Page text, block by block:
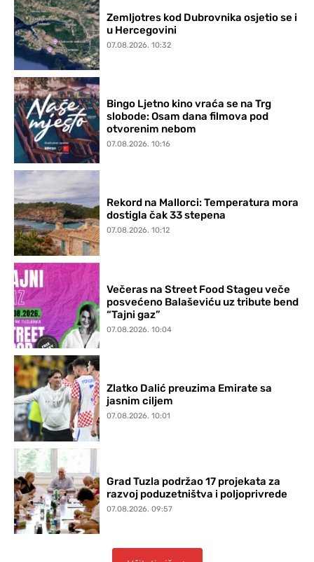
Zemljotres kod Dubrovnika osjetio se i
u Hercegovini
07.08.2026. 10:32
Bingo Ljetno kino vraća se na Trg
slobode: Osam dana filmova pod
otvorenim nebom
07.08.2026. 10:16
Rekord na Mallorci: Temperatura mora
dostigla čak 33 stepena
07.08.2026. 10:12
Večeras na Street Food Stageu veče
posvećeno Balaševiću uz tribute bend
“Tajni gaz”
07.08.2026. 10:04
Zlatko Dalić preuzima Emirate sa
jasnim ciljem
07.08.2026. 10:01
Grad Tuzla podržao 17 projekata za
razvoj poduzetništva i poljoprivrede
07.08.2026. 09:57